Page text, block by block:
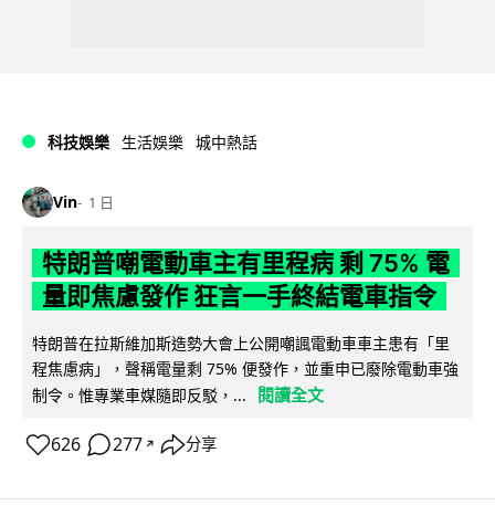
科技娛樂 生活娛樂 城中熱話
Vin 1 日
特朗普嘲電動車主有里程病 剩 75% 電
量即焦慮發作 狂言一手終結電車指令
特朗普在拉斯維加斯造勢大會上公開嘲諷電動車車主患有「里
程焦慮病」，聲稱電量剩 75% 便發作，並重申已廢除電動車強
制令。惟專業車媒隨即反駁，...
閱讀全文
626 277 ↗ 分享